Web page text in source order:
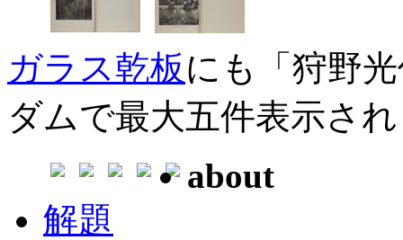
ガラス乾板にも「狩野
ダムで最大五件表示さ
about
解題